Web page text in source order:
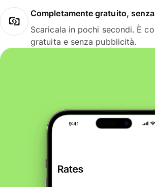
Completamente gratuito,
Scaricala in pochi secondi. È
gratuita e senza pubblicità.